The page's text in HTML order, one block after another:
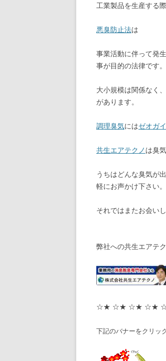
工業製品を生産する
悪臭防止法は
事業活動に伴って発
事が目的の法律です。
大小規模は関係なく
があります。
調理臭気にはゼオガ
共生エアテクノ は臭
うちはどんな臭気が
軽にお声かけ下さい。
それではまたお会いし
弊社への共生エアテ
☆★ ☆★ ☆★ ☆★
下記のバナーをクリッ